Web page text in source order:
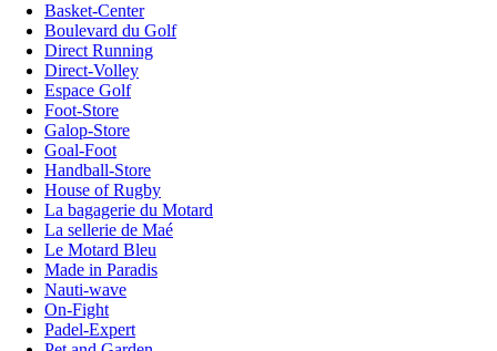
Basket-Center
Boulevard du Golf
Direct Running
Direct-Volley
Espace Golf
Foot-Store
Galop-Store
Goal-Foot
Handball-Store
House of Rugby
La bagagerie du Motard
La sellerie de Maé
Le Motard Bleu
Made in Paradis
Nauti-wave
On-Fight
Padel-Expert